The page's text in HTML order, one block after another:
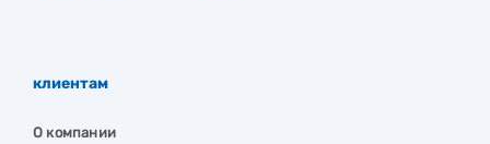
клиентам
О компании